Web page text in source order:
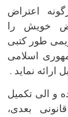
اعتراض
خویش را
الی 7 روز تقویمی طور کتبی
اسلامی
ارائه نماید .
و الی تکمیل
بعدی،